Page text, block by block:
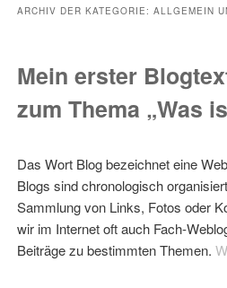
wechseln
ARCHIV DER KATEGORIE: ALLGEMEIN
Mein erster
zum Thema „Was
Das Wort Blog bezeichnet eine
Blogs sind chronologisch
Sammlung von Links, Fotos oder
wir im Internet oft auch Fach-
Beiträge zu bestimmten Themen.